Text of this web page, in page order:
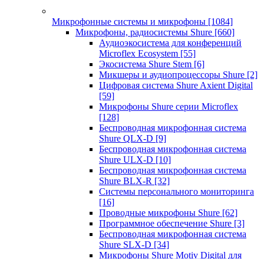
Микрофонные системы и микрофоны [1084]
Микрофоны, радиосистемы Shure [660]
Аудиоэкосистема для конференций
Microflex Ecosystem [55]
Экосистема Shure Stem [6]
Микшеры и аудиопроцессоры Shure [2]
Цифровая система Shure Axient Digital
[59]
Микрофоны Shure серии Microflex
[128]
Беспроводная микрофонная система
Shure QLX-D [9]
Беспроводная микрофонная система
Shure ULX-D [10]
Беспроводная микрофонная система
Shure BLX-R [32]
Системы персонального мониторинга
[16]
Проводные микрофоны Shure [62]
Программное обеспечение Shure [3]
Беспроводная микрофонная система
Shure SLX-D [34]
Микрофоны Shure Motiv Digital для